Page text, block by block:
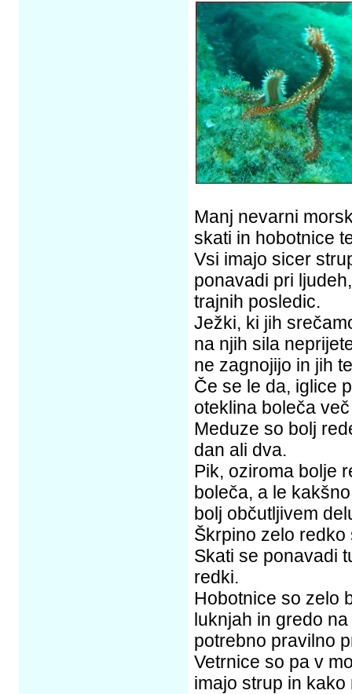
Manj nevarni
skati in hobotnice
Vsi imajo sicer
ponavadi pri
trajnih posledic.
Ježki, ki jih
na njih sila
ne zagnojijo in jih
Če se le da, iglice
oteklina boleča
Meduze so bolj
dan ali dva.
Pik, oziroma bolje
boleča, a le
bolj občutljivem
Škrpino zelo
Skati se ponavadi
redki.
Hobotnice so zelo
luknjah in gredo
potrebno pravilno
Vetrnice so pa v
imajo strup in